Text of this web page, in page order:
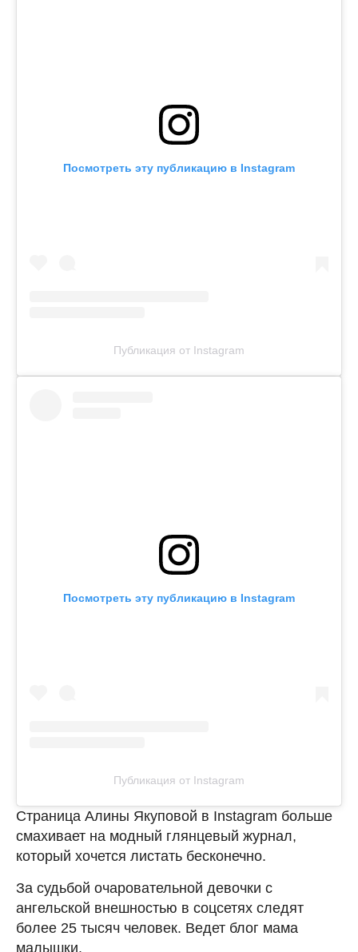
Посмотреть эту публикацию в Instagram
Публикация от Instagram
Посмотреть эту публикацию в Instagram
Публикация от Instagram
Страница Алины Якуповой в Instagram больше
смахивает на модный глянцевый журнал,
который хочется листать бесконечно.
За судьбой очаровательной девочки с
ангельской внешностью в соцсетях следят
более 25 тысяч человек. Ведет блог мама
малышки.